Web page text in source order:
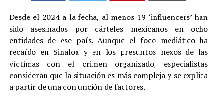
Desde el 2024 a la fecha, al menos 19 ‘influencers’ han
sido asesinados por cárteles mexicanos en ocho
entidades de ese país. Aunque el foco mediático ha
recaído en Sinaloa y en los presuntos nexos de las
víctimas con el crimen organizado, especialistas
consideran que la situación es más compleja y se explica
a partir de una conjunción de factores.